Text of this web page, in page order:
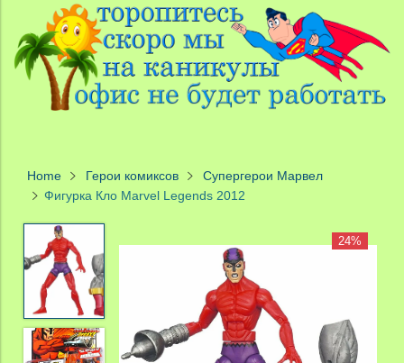
Home Герои комиксов
Супергерои Марвел
Фигурка Кло Marvel Legends 2012
24%